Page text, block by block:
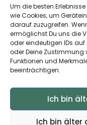
Um die besten
wie Cookies, um
darauf zuzugreifen.
ermöglichst Du uns die
oder eindeutigen IDs
oder Deine Zustimmung
Funktionen und
beeinträchtigen.
Ich bin
Ich bin älter
Dir und der
kein
lediglich der
Nutzung ist
ärztliche
verschriebenen
unabhängig und
© 2026